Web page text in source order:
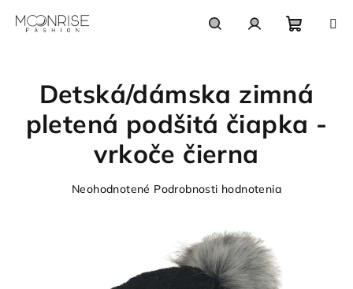
košík
Detská/dámska zimná
pletená podšitá čiapka -
vrkoče čierna
Priemerné
Neohodnotené Podrobnosti hodnotenia